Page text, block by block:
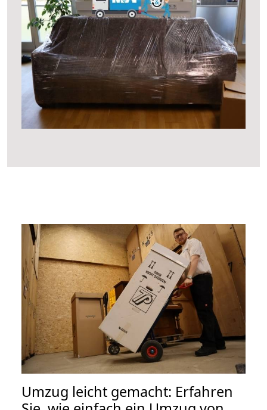
Umzug leicht gemacht: Erfahren